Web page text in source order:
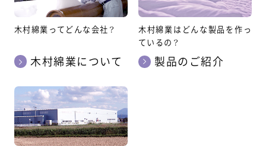
木村綿業ってどんな会社？
木村綿業について
木村綿業はどんな製品を作っ
ているの？
製品のご紹介